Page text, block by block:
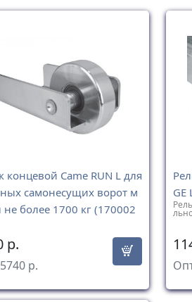
концевой Came RUN L для
самонесущих ворот м
не более 1700 кг (170002
серия L. Концевой рол
самонесущих ворот ма
более 1700 кг. Вес 3,35 кг.
р.
5740 р.
GE
их